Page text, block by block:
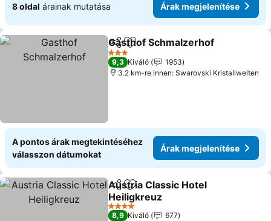
8 oldal árainak mutatása Árak megjelenítése
Megosztás
Hozzáadás a kedvencekhez
Gasthof Schmalzerhof
3 Kategória
9,3 Kiváló
1953
3.2 km-re innen: Swarovski Kristallwelten
A pontos árak megtekintéséhez
válasszon dátumokat
Árak megjelenítése
Megosztás
Hozzáadás a kedvencekhez
Austria Classic Hotel
Heiligkreuz
4 Kategória
8,9 Kiváló
677